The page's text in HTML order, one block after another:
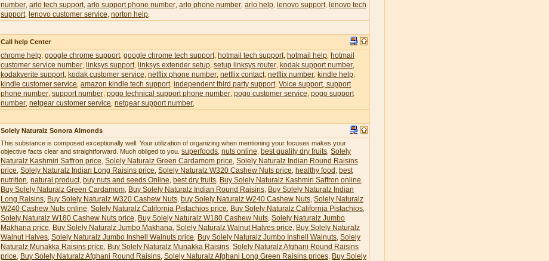
number arlo tech support, arlo support phone number arlo phone number arlo help lenovo support,
lenovo tech
support, lenovo customer service norton help
Call help Center
chrome help google chrome support google chrome tech support hotmail tech support hotmail help hotmail
customer service number
linksys support linksys extender setup setup linksys router kodak support number
kodakverite support kodak customer service netflix phone number netflix contact netflix number kindle help
kindle customer service amazon kindle tech support independent third party support Voice support, support
phone number support number pogo technical support phone number pogo customer service pogo support
number netgear customer service netgear support number
Solely Naturalz Sonora Almonds
This substance is composed exceptionally well. Your utilization of organizing when mentioning your focuses makes your
objective facts clear and straightforward. Much obliged to you. superfoods nuts online best quality dry fruits Solely
Naturalz Kashmiri Saffron price Solely Naturalz Green Cardamom price Solely Naturalz Indian Round Raisins
price Solely Naturalz Indian Long Raisins price Solely Naturalz W320 Cashew Nuts price healthy food
best
nutrition natural product, buy nuts and seeds Online best dry fruits Buy Solely Naturalz Kashmiri Saffron online
Buy Solely Naturalz Green Cardamom Buy Solely Naturalz Indian Round Raisins Buy Solely Naturalz Indian
Long Raisins Buy Solely Naturalz W320 Cashew Nuts buy Solely Naturalz W240 Cashew Nuts Solely Naturalz
W240 Cashew Nuts online Solely Naturalz California Pistachios price Buy Solely Naturalz California Pistachios
Solely Naturalz W180 Cashew Nuts price Buy Solely Naturalz W180 Cashew Nuts Solely Naturalz Jumbo
Makhana price
Buy Solely Naturalz Jumbo Makhana Solely Naturalz Walnut Halves price
Buy Solely Naturalz
Walnut Halves Solely Naturalz Jumbo Inshell Walnuts price Buy Solely Naturalz Jumbo Inshell Walnuts Solely
Naturalz Munakka Raisins price
Buy Solely Naturalz Munakka Raisins Solely Naturalz Afghani Round Raisins
price
Buy Solely Naturalz Afghani Round Raisins Solely Naturalz Afghani Long Green Raisins prices Buy Solely